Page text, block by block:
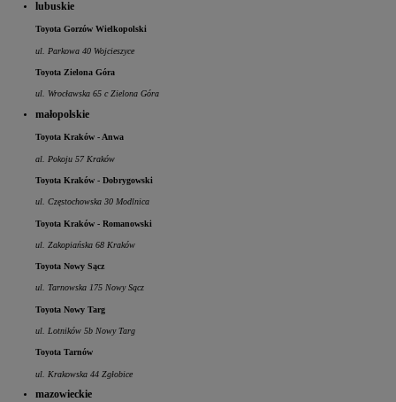
lubuskie
Toyota Gorzów Wielkopolski
ul. Parkowa 40 Wojcieszyce
Toyota Zielona Góra
ul. Wrocławska 65 c Zielona Góra
małopolskie
Toyota Kraków - Anwa
al. Pokoju 57 Kraków
Toyota Kraków - Dobrygowski
ul. Częstochowska 30 Modlnica
Toyota Kraków - Romanowski
ul. Zakopiańska 68 Kraków
Toyota Nowy Sącz
ul. Tarnowska 175 Nowy Sącz
Toyota Nowy Targ
ul. Lotników 5b Nowy Targ
Toyota Tarnów
ul. Krakowska 44 Zgłobice
mazowieckie